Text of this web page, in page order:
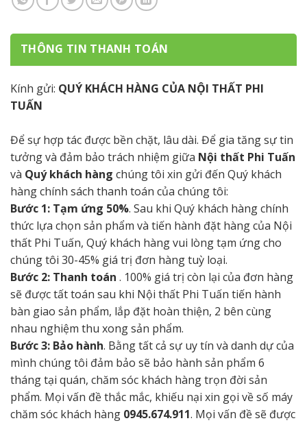
THÔNG TIN THANH TOÁN
Kính gửi: QUÝ KHÁCH HÀNG CỦA NỘI THẤT PHI
TUẤN
Để sự hợp tác được bền chặt, lâu dài. Để gia tăng sự tin
tưởng và đảm bảo trách nhiệm giữa Nội thất Phi Tuấn
và Quý khách hàng chúng tôi xin gửi đến Quý khách
hàng chính sách thanh toán của chúng tôi:
Bước 1: Tạm ứng 50%. Sau khi Quý khách hàng chính
thức lựa chọn sản phẩm và tiến hành đặt hàng của Nội
thất Phi Tuấn, Quý khách hàng vui lòng tạm ứng cho
chúng tôi 30-45% giá trị đơn hàng tuỳ loại.
Bước 2: Thanh toán . 100% giá trị còn lại của đơn hàng
sẽ được tất toán sau khi Nội thất Phi Tuấn tiến hành
bàn giao sản phẩm, lắp đặt hoàn thiện, 2 bên cùng
nhau nghiệm thu xong sản phẩm.
Bước 3: Bảo hành. Bằng tất cả sự uy tín và danh dự của
mình chúng tôi đảm bảo sẽ bảo hành sản phẩm 6
tháng tại quán, chăm sóc khách hàng trọn đời sản
phẩm. Mọi vấn đề thắc mắc, khiếu nại xin gọi về số máy
chăm sóc khách hàng 0945.674.911. Mọi vấn đề sẽ được